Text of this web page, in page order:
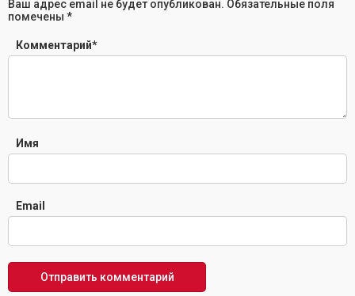
Ваш адрес email не будет опубликован. Обязательные поля
помечены *
Комментарий*
Имя
Email